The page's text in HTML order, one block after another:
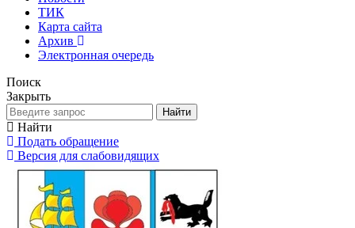
ТИК
Карта сайта
Архив
Электронная очередь
Поиск
Закрыть
Найти
Найти
Подать обращение
Версия для слабовидящих